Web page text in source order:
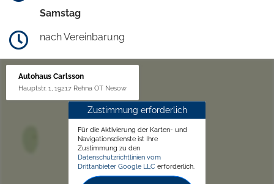
Samstag
nach Vereinbarung
Autohaus Carlsson
Hauptstr. 1, 19217 Rehna OT Nesow
Zustimmung erforderlich
Für die Aktivierung der Karten- und
Navigationsdienste ist Ihre
Zustimmung zu den
Datenschutzrichtlinien vom
Drittanbieter Google LLC erforderlich.